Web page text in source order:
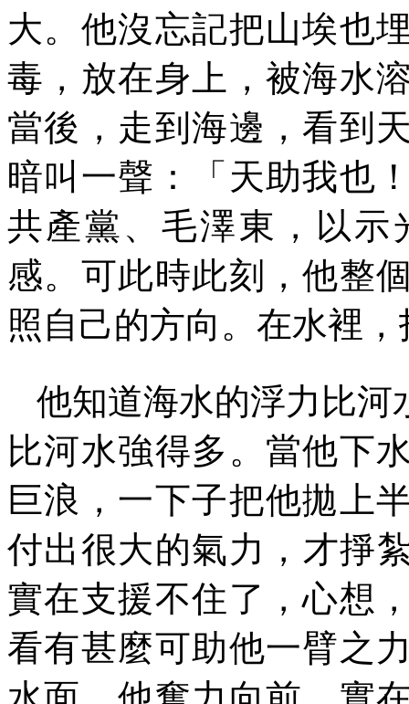
大。他沒忘記把山埃也
毒，放在身上，被海水
當後，走到海邊，看到
暗叫一聲：「天助我也
共產黨、毛澤東，以示
感。可此時此刻，他整
照自己的方向。在水裡
他知道海水的浮力比河
比河水強得多。當他下
巨浪，一下子把他拋上
付出很大的氣力，才掙
實在支援不住了，心想
看有甚麼可助他一臂之